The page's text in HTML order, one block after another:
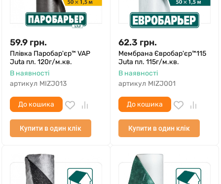
59.9 грн.
Плівка Паробар'єр™ VAP
Juta пл. 120г/м.кв.
В наявності
артикул MIZJ013
До кошика
Купити в один клік
62.3 грн.
Мембрана Євробар'єр™115
Juta пл. 115г/м.кв.
В наявності
артикул MIZJ001
До кошика
Купити в один клік